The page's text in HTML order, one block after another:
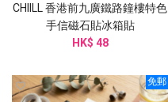
CHIILL 香港前九廣鐵路鐘樓特色
手信磁石貼冰箱貼
HK$ 48
免郵